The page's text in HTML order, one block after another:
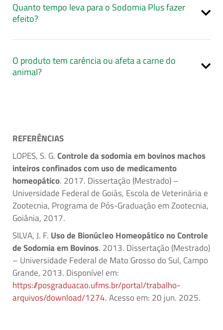
Quanto tempo leva para o Sodomia Plus fazer
efeito?
O produto tem carência ou afeta a carne do
animal?
REFERÊNCIAS
LOPES, S. G.Controle da sodomia em bovinos machos
inteiros confinados com uso de medicamento
homeopático. 2017. Dissertação (Mestrado) –
Universidade Federal de Goiás, Escola de Veterinária e
Zootecnia, Programa de Pós-Graduação em Zootecnia,
Goiânia, 2017.
SILVA, J. F. Uso de Bionúcleo Homeopático no Controle
de Sodomia em Bovinos. 2013. Dissertação (Mestrado)
– Universidade Federal de Mato Grosso do Sul, Campo
Grande, 2013. Disponível em:
https://posgraduacao.ufms.br/portal/trabalho-
arquivos/download/1274. Acesso em: 20 jun. 2025.